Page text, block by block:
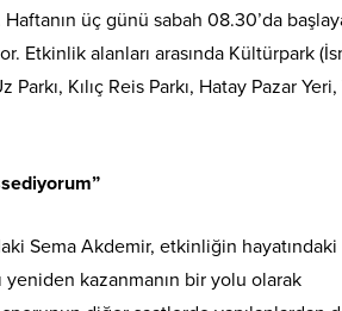
üç günü sabah 08.30’da
Etkinlik alanları arasında Kültürpark
Kılıç Reis Parkı, Hatay Pazar
Sema Akdemir, etkinliğin hayatındaki
yeniden kazanmanın bir yolu olarak